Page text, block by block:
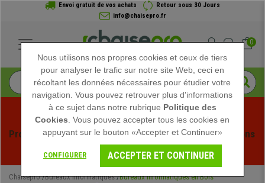
Envoi gratuit de vos achats
Retour sous 30 Jours
info@chaisepro.fr
0
Profitez des soldes d'été chez Chaisepro ! Des réductions
exclusives pour une durée limitée - Voir l'offre
Chaisepro Bureaux Informatiques Bureaux Informatiques en Bois
Nous utilisons nos propres cookies et ceux de tiers
pour analyser le trafic sur notre site Web, ceci en
récoltant les données nécessaires pour étudier votre
navigation. Vous pouvez retrouver plus d'informations
à ce sujet dans notre rubrique Politique des
Cookies . Vous pouvez accepter tous les cookies en
appuyant sur le bouton «Accepter et Continuer»
CONFIGURER ACCEPTER ET CONTINUER